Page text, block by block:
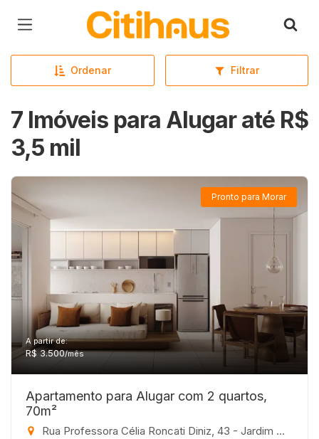
Página inicial
Ordenar Filtrar
7 Imóveis para Alugar até R$
3,5 mil
Pronto para Morar
A partir de:
R$ 3.500/mês
Apartamento para Alugar com 2 quartos,
70m²
Rua Professora Célia Roncati Diniz, 43 - Jardim Maracanã, São José do Rio Preto-SP